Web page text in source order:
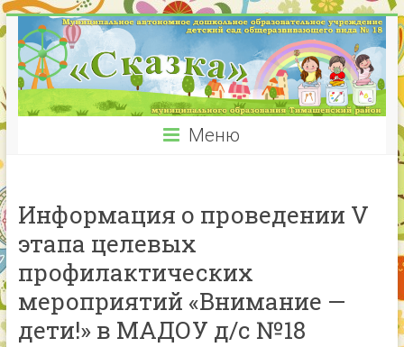
Меню
Информация о проведении V
этапа целевых
профилактических
мероприятий «Внимание —
дети!» в МАДОУ д/с №18